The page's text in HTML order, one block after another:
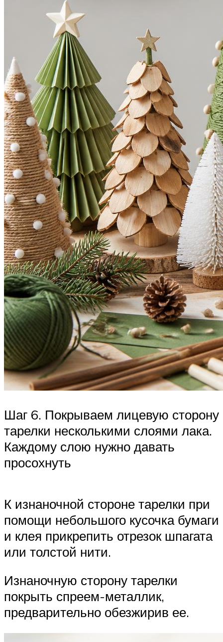
Шаг 6. Покрываем лицевую сторону
тарелки несколькими слоями лака.
Каждому слою нужно давать
просохнуть
К изнаночной стороне тарелки при
помощи небольшого кусочка бумаги
и клея прикрепить отрезок шпагата
или толстой нити.
Изнаночную сторону тарелки
покрыть спреем-металлик,
предварительно обезжирив ее.